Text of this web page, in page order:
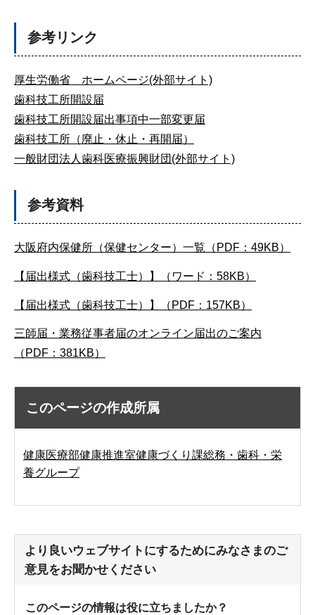
参考リンク
厚生労働省 ホームページ(外部サイト)
歯科技工所開設届
歯科技工所開設届出事項中一部変更届
歯科技工所（廃止・休止・再開届）
一般財団法人歯科医療振興財団(外部サイト)
参考資料
大阪府内保健所（保健センター）一覧（PDF：49KB）
【届出様式（歯科技工士）】（ワード：58KB）
【届出様式（歯科技工士）】（PDF：157KB）
三師届・業務従事者届のオンライン届出のご案内
（PDF：381KB）
このページの作成所属
健康医療部健康推進室健康づくり課総務・歯科・栄
養グループ
より良いウェブサイトにするためにみなさまのご
意見をお聞かせください
このページの情報は役に立ちましたか？